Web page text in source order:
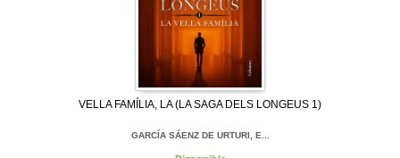
VELLA FAMÍLIA, LA (LA SAGA DELS LONGEUS 1)
GARCÍA SÁENZ DE URTURI, E...